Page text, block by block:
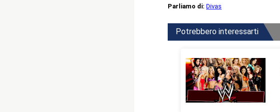
Parliamo di: Divas
Potrebbero interessarti